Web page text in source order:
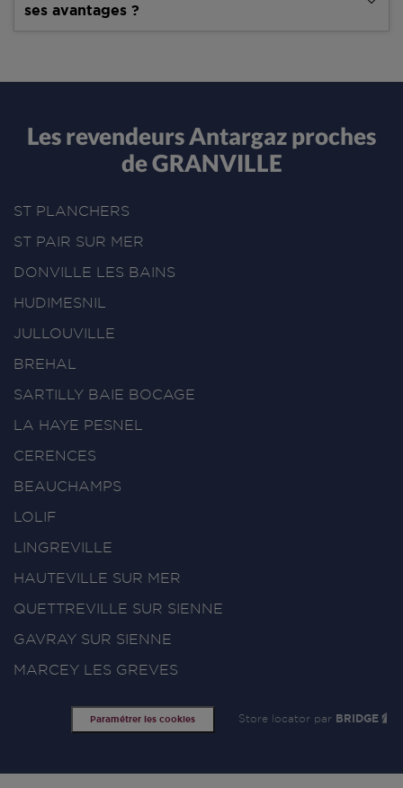
ses avantages ?
Les revendeurs Antargaz proches
de GRANVILLE
ST PLANCHERS
ST PAIR SUR MER
DONVILLE LES BAINS
HUDIMESNIL
JULLOUVILLE
BREHAL
SARTILLY BAIE BOCAGE
LA HAYE PESNEL
CERENCES
BEAUCHAMPS
LOLIF
LINGREVILLE
HAUTEVILLE SUR MER
QUETTREVILLE SUR SIENNE
GAVRAY SUR SIENNE
MARCEY LES GREVES
Paramétrer les cookies Store locator par BRIDGE